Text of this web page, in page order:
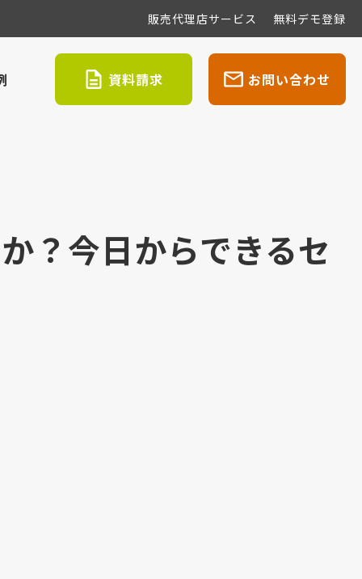
販売代理店サービス 無料デモ登録
資料請求 お問い合わせ
？今日からできるセ